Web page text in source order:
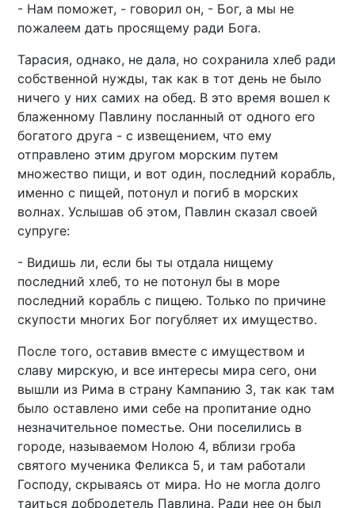
- Нам поможет, - говорил он, - Бог, а мы не
пожалеем дать просящему ради Бога.
Тарасия, однако, не дала, но сохранила хлеб ради
собственной нужды, так как в тот день не было
ничего у них самих на обед. В это время вошел к
блаженному Павлину посланный от одного его
богатого друга - с извещением, что ему
отправлено этим другом морским путем
множество пищи, и вот один, последний корабль,
именно с пищей, потонул и погиб в морских
волнах. Услышав об этом, Павлин сказал своей
супруге:
- Видишь ли, если бы ты отдала нищему
последний хлеб, то не потонул бы в море
последний корабль с пищею. Только по причине
скупости многих Бог погубляет их имущество.
После того, оставив вместе с имуществом и
славу мирскую, и все интересы мира сего, они
вышли из Рима в страну Кампанию 3, так как там
было оставлено ими себе на пропитание одно
незначительное поместье. Они поселились в
городе, называемом Нолою 4, вблизи гроба
святого мученика Феликса 5, и там работали
Господу, скрываясь от мира. Но не могла долго
таиться добродетель Павлина. Ради нее он был